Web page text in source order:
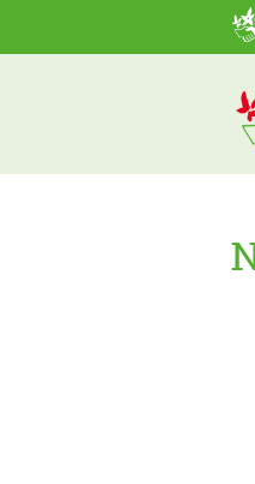
➜ Hauptregion der Seite anspringen